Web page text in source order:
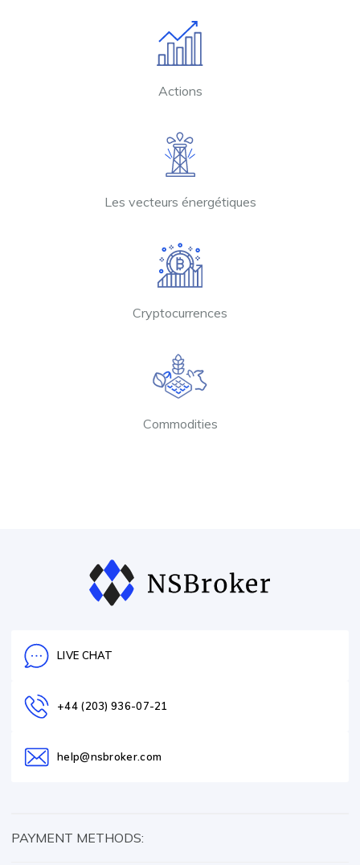
Actions
Les vecteurs énergétiques
Cryptocurrences
Commodities
LIVE CHAT
+44 (203) 936-07-21
help@nsbroker.com
PAYMENT METHODS: